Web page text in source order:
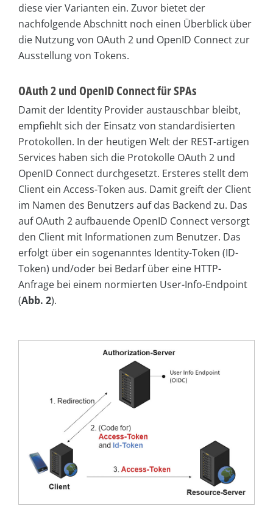
diese vier Varianten ein. Zuvor bietet der
nachfolgende Abschnitt noch einen Überblick über
die Nutzung von OAuth 2 und OpenID Connect zur
Ausstellung von Tokens.
OAuth 2 und OpenID Connect für SPAs
Damit der Identity Provider austauschbar bleibt,
empfiehlt sich der Einsatz von standardisierten
Protokollen. In der heutigen Welt der REST-artigen
Services haben sich die Protokolle OAuth 2 und
OpenID Connect durchgesetzt. Ersteres stellt dem
Client ein Access-Token aus. Damit greift der Client
im Namen des Benutzers auf das Backend zu. Das
auf OAuth 2 aufbauende OpenID Connect versorgt
den Client mit Informationen zum Benutzer. Das
erfolgt über ein sogenanntes Identity-Token (ID-
Token) und/oder bei Bedarf über eine HTTP-
Anfrage bei einem normierten User-Info-Endpoint
(Abb. 2).